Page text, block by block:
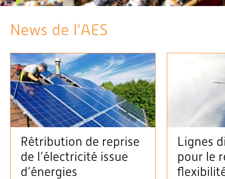
News de l'AES
Rétribution de reprise
de l’électricité issue
d’énergies
Lignes
pour le